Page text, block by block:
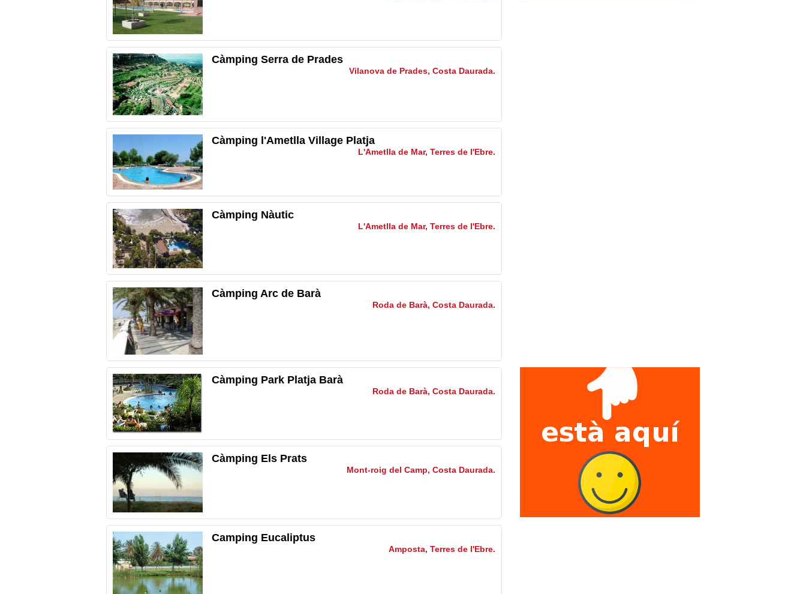
Càmping Serra de Prades
Vilanova de Prades, Costa Daurada.
Càmping l'Ametlla Village Platja
L'Ametlla de Mar, Terres de l'Ebre.
Càmping Nàutic
L'Ametlla de Mar, Terres de l'Ebre.
Càmping Arc de Barà
Roda de Barà, Costa Daurada.
Càmping Park Platja Barà
Roda de Barà, Costa Daurada.
Càmping Els Prats
Mont-roig del Camp, Costa Daurada.
Camping Eucaliptus
Amposta, Terres de l'Ebre.